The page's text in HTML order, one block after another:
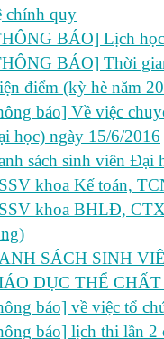
chính quy
BÁO] Lịch
BÁO] Thời
điểm (kỳ hè năm
báo] Về việc
học) ngày 15/6/2016
sách sinh viên Đại
khoa Kế toán,
khoa BHLĐ,
SÁCH SINH
DỤC THỂ
báo] về việc tổ
báo] lịch thi lần 2